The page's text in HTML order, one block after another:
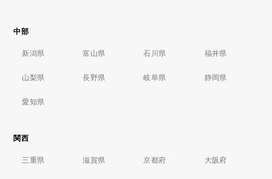
中部
新潟県 富山県 石川県 福井県
山梨県 長野県 岐阜県 静岡県
愛知県
関西
三重県 滋賀県 京都府 大阪府